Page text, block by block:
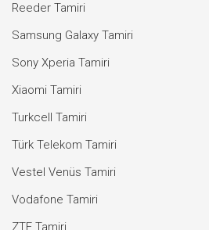
Reeder Tamiri
Samsung Galaxy Tamiri
Sony Xperia Tamiri
Xiaomi Tamiri
Turkcell Tamiri
Türk Telekom Tamiri
Vestel Venüs Tamiri
Vodafone Tamiri
ZTE Tamiri